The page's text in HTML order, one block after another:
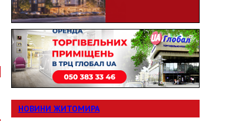
НОВИНИ ЖИТОМИРА